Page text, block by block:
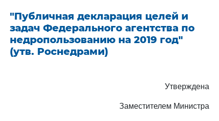
"Публичная декларация целей и
задач Федерального агентства по
недропользованию на 2019 год"
(утв. Роснедрами)
Утверждена
Заместителем Министра